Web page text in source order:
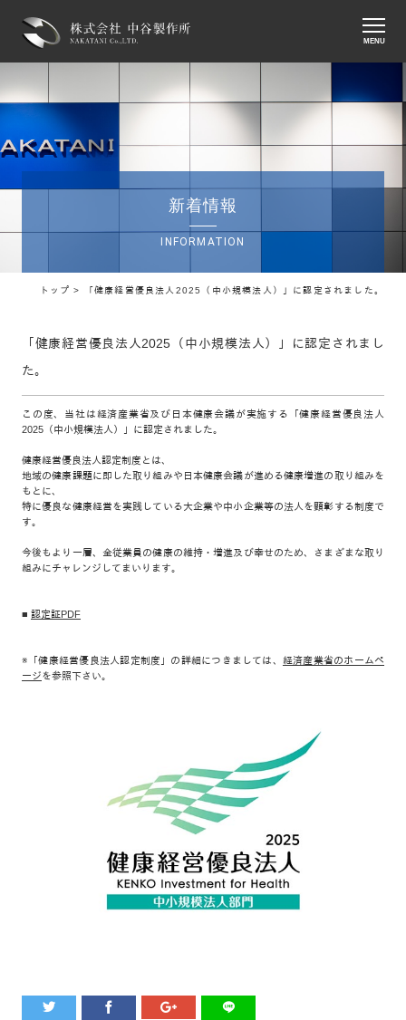
MENU
新着情報
INFORMATION
トップ > 「健康経営優良法人2025（中小規模法人）」に認定されました。
「健康経営優良法人2025（中小規模法人）」に認定されまし
た。
この度、当社は経済産業省及び日本健康会議が実施する「健康経営優良法人
2025（中小規模法人）」に認定されました。
健康経営優良法人認定制度とは、
地域の健康課題に即した取り組みや日本健康会議が進める健康増進の取り組みを
もとに、
特に優良な健康経営を実践している大企業や中小企業等の法人を顕彰する制度で
す。
今後もより一層、全従業員の健康の維持・増進及び幸せのため、さまざまな取り
組みにチャレンジしてまいります。
■ 認定証PDF
※「健康経営優良法人認定制度」の詳細につきましては、 経済産業省のホームペ
ージを参照下さい。